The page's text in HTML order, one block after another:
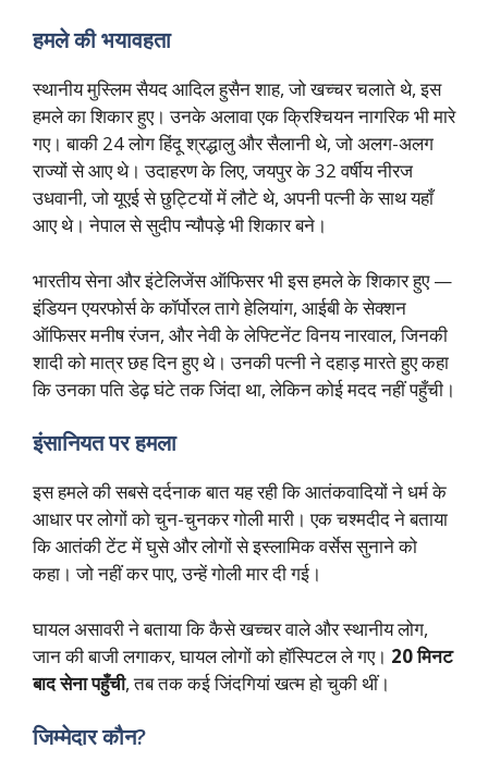
हमले की भयावहता
स्थानीय मुस्लिम सैयद आदिल हुसैन शाह, जो खच्चर चलाते थे, इस
हमले का शिकार हुए। उनके अलावा एक क्रिश्चियन नागरिक भी मारे
गए। बाकी 24 लोग हिंदू श्रद्धालु और सैलानी थे, जो अलग-अलग
राज्यों से आए थे। उदाहरण के लिए, जयपुर के 32 वर्षीय नीरज
उधवानी, जो यूएई से छुट्टियों में लौटे थे, अपनी पत्नी के साथ यहाँ
आए थे। नेपाल से सुदीप न्यौपड़े भी शिकार बने।
भारतीय सेना और इंटेलिजेंस ऑफिसर भी इस हमले के शिकार हुए —
इंडियन एयरफोर्स के कॉर्पोरल तागे हेलियांग, आईबी के सेक्शन
ऑफिसर मनीष रंजन, और नेवी के लेफ्टिनेंट विनय नारवाल, जिनकी
शादी को मात्र छह दिन हुए थे। उनकी पत्नी ने दहाड़ मारते हुए कहा
कि उनका पति डेढ़ घंटे तक जिंदा था, लेकिन कोई मदद नहीं पहुँची।
इंसानियत पर हमला
इस हमले की सबसे दर्दनाक बात यह रही कि आतंकवादियों ने धर्म के
आधार पर लोगों को चुन-चुनकर गोली मारी। एक चश्मदीद ने बताया
कि आतंकी टेंट में घुसे और लोगों से इस्लामिक वर्सेस सुनाने को
कहा। जो नहीं कर पाए, उन्हें गोली मार दी गई।
घायल असावरी ने बताया कि कैसे खच्चर वाले और स्थानीय लोग,
जान की बाजी लगाकर, घायल लोगों को हॉस्पिटल ले गए। 20 मिनट
बाद सेना पहुँची, तब तक कई जिंदगियां खत्म हो चुकी थीं।
जिम्मेदार कौन?